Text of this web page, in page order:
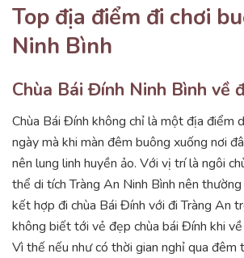
Top địa điểm đi chơi
Ninh Bình
Chùa Bái Đính Ninh Bình về
Chùa Bái Đính không chỉ là một địa điểm
ngày mà khi màn đêm buông xuống nơi
nên lung linh huyền ảo. Với vị trí là ngôi
thể di tích Tràng An Ninh Bình nên
kết hợp đi chùa Bái Đính với đi Tràng An
không biết tới vẻ đẹp chùa bái Đính khi
Vì thế nếu như có thời gian nghỉ qua đêm